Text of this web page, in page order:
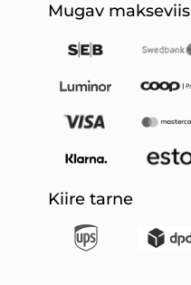
Mugav makseviis
Kiire tarne